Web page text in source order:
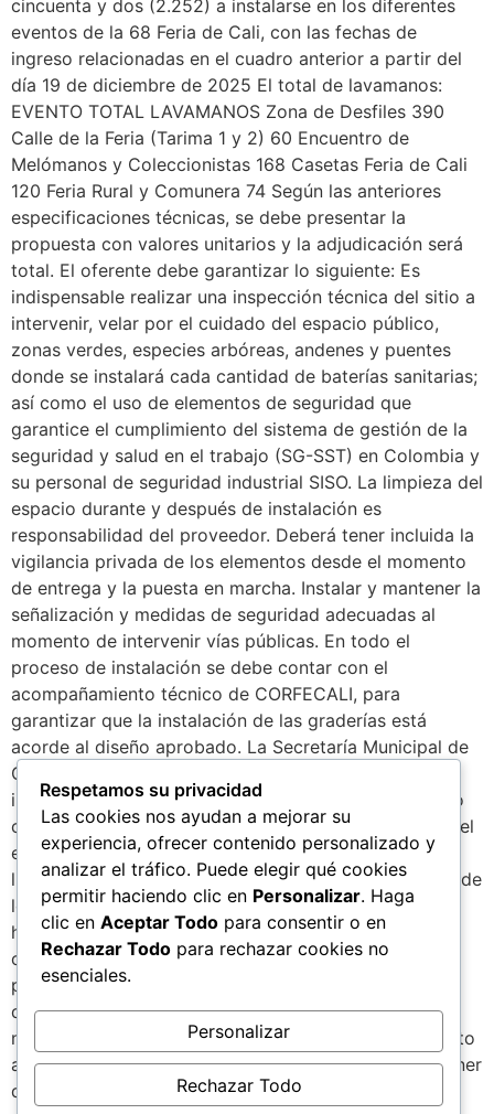
cincuenta y dos (2.252) a instalarse en los diferentes
eventos de la 68 Feria de Cali, con las fechas de
ingreso relacionadas en el cuadro anterior a partir del
día 19 de diciembre de 2025 El total de lavamanos:
EVENTO TOTAL LAVAMANOS Zona de Desfiles 390
Calle de la Feria (Tarima 1 y 2) 60 Encuentro de
Melómanos y Coleccionistas 168 Casetas Feria de Cali
120 Feria Rural y Comunera 74 Según las anteriores
especificaciones técnicas, se debe presentar la
propuesta con valores unitarios y la adjudicación será
total. El oferente debe garantizar lo siguiente: Es
indispensable realizar una inspección técnica del sitio a
intervenir, velar por el cuidado del espacio público,
zonas verdes, especies arbóreas, andenes y puentes
donde se instalará cada cantidad de baterías sanitarias;
así como el uso de elementos de seguridad que
garantice el cumplimiento del sistema de gestión de la
seguridad y salud en el trabajo (SG-SST) en Colombia y
su personal de seguridad industrial SISO. La limpieza del
espacio durante y después de instalación es
responsabilidad del proveedor. Deberá tener incluida la
vigilancia privada de los elementos desde el momento
de entrega y la puesta en marcha. Instalar y mantener la
señalización y medidas de seguridad adecuadas al
momento de intervenir vías públicas. En todo el
proceso de instalación se debe contar con el
acompañamiento técnico de CORFECALI, para
garantizar que la instalación de las graderías está
acorde al diseño aprobado. La Secretaría Municipal de
Gestión del Riesgo y/o los Bomberos podrán realizar
inspecciones de vigilancia y control. El mantenimiento
corresponde a las actividades de revisión periódica del
estado y calidad de los baños (requerimientos de
limpieza). El proveedor debe garantizar la reposición de
los elementos dañados por vandalismo o pérdida por
hurto. El proveedor debe contar con un centro de
operaciones en Cali, el cual le permita ejecutar los
procesos de instalación, mantenimiento y desmontaje
de manera eficaz; disponer de las herramientas
necesarias para la oportuna respuesta en cumplimiento
al cronograma de actividades. Así mismo debe disponer
de una persona con capacidad de mando y toma de
Respetamos su privacidad
Las cookies nos ayudan a mejorar su
experiencia, ofrecer contenido personalizado y
analizar el tráfico. Puede elegir qué cookies
permitir haciendo clic en Personalizar. Haga
clic en Aceptar Todo para consentir o en
Rechazar Todo para rechazar cookies no
esenciales.
Personalizar
Rechazar Todo